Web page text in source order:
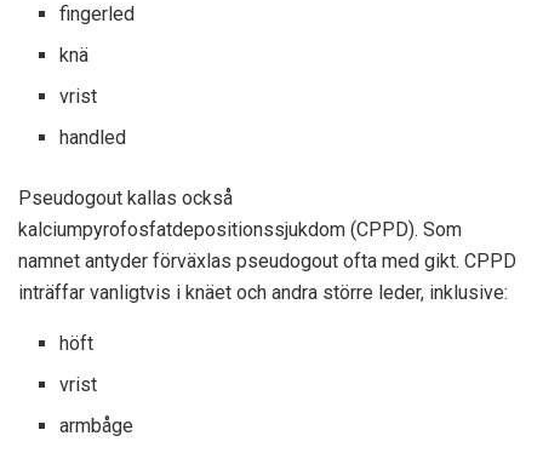
fingerled
knä
vrist
handled
Pseudogout kallas också
kalciumpyrofosfatdepositionssjukdom (CPPD). Som
namnet antyder förväxlas pseudogout ofta med gikt. CPPD
inträffar vanligtvis i knäet och andra större leder, inklusive:
höft
vrist
armbåge